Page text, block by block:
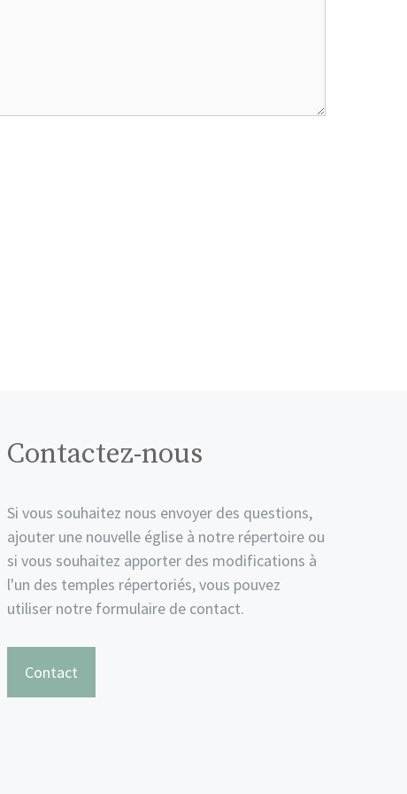
Contactez-nous
Si vous souhaitez nous envoyer des questions,
ajouter une nouvelle église à notre répertoire ou
si vous souhaitez apporter des modifications à
l'un des temples répertoriés, vous pouvez
utiliser notre formulaire de contact.
Contact